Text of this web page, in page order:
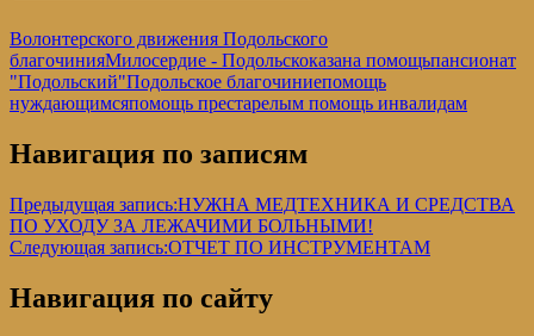
Волонтерского движения Подольского
благочинияМилосердие - Подольскоказана помощьпансионат
"Подольский"Подольское благочиниепомощь
нуждающимсяпомощь престарелым помощь инвалидам
Навигация по записям
Предыдущая запись:НУЖНА МЕДТЕХНИКА И СРЕДСТВА
ПО УХОДУ ЗА ЛЕЖАЧИМИ БОЛЬНЫМИ!
Следующая запись:ОТЧЕТ ПО ИНСТРУМЕНТАМ
Навигация по сайту